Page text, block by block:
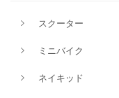
スクーター
ミニバイク
ネイキッド
価格